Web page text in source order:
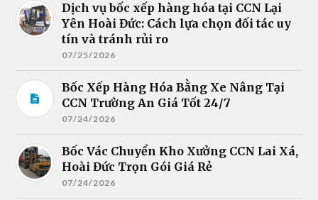
Dịch vụ bốc xếp hàng hóa tại CCN Lại
Yên Hoài Đức: Cách lựa chọn đối tác uy
tín và tránh rủi ro
07/25/2026
Bốc Xếp Hàng Hóa Bằng Xe Nâng Tại
CCN Trường An Giá Tốt 24/7
07/24/2026
Bốc Vác Chuyển Kho Xưởng CCN Lai Xá,
Hoài Đức Trọn Gói Giá Rẻ
07/24/2026